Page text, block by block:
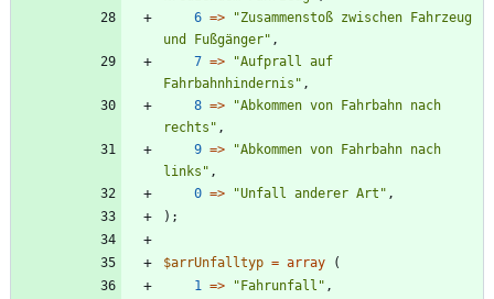
6 => "Zusammenstoß zwischen Fahrzeug
und Fußgänger" ,
7 => "Aufprall auf
Fahrbahnhindernis " ,
8 => "Abkommen von Fahrbahn nach
rechts " ,
9 => "Abkommen von Fahrbahn nach
links " ,
0 => "Unfall anderer Art " ,
);
$arrUnfalltyp = array
(
1 => " Fahrunfall " ,